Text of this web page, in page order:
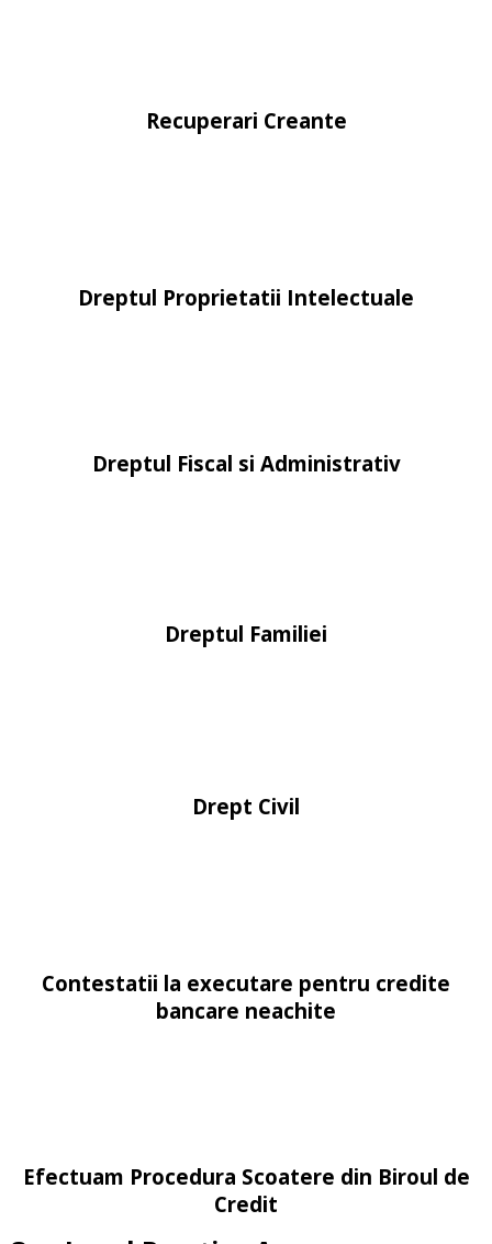
Recuperari Creante
Dreptul Proprietatii Intelectuale
Dreptul Fiscal si Administrativ
Dreptul Familiei
Drept Civil
Contestatii la executare pentru credite
bancare neachite
Efectuam Procedura Scoatere din Biroul de
Credit